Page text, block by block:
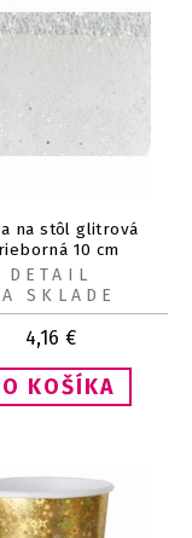
na stôl glitrová
10 cm
4,16 €
DETAIL
SKLADE